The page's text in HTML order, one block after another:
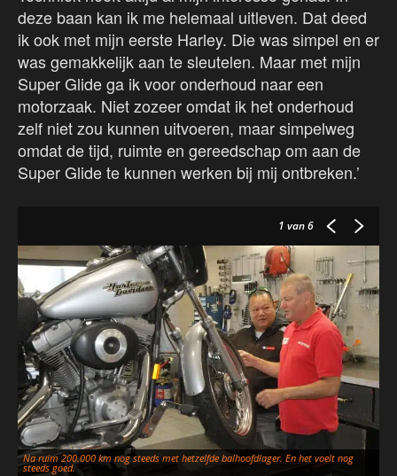
deze baan kan ik me helemaal uitleven. Dat deed
ik ook met mijn eerste Harley. Die was simpel en er
was gemakkelijk aan te sleutelen. Maar met mijn
Super Glide ga ik voor onderhoud naar een
motorzaak. Niet zozeer omdat ik het onderhoud
zelf niet zou kunnen uitvoeren, maar simpelweg
omdat de tijd, ruimte en gereedschap om aan de
Super Glide te kunnen werken bij mij ontbreken.’
1 van 6
Na ruim 200.000 km nog steeds met hetzelfde balhoofdlager. En het voelt nog
steeds goed.